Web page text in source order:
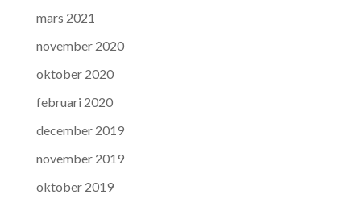
mars 2021
november 2020
oktober 2020
februari 2020
december 2019
november 2019
oktober 2019